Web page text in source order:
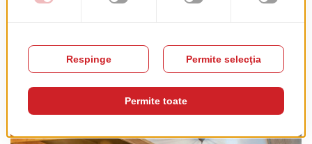
am reușit să facem deoarece era complicat în această fază, prețurile noastre nu erau foarte mari
încât să suporte și niște taxe pe care le iau toți acești furnizori de servicii de livrare. Din fericire, am
rezistat, am strâns din dinți, am coborât prețurile și în permanență am ținut la calitatea produselor.